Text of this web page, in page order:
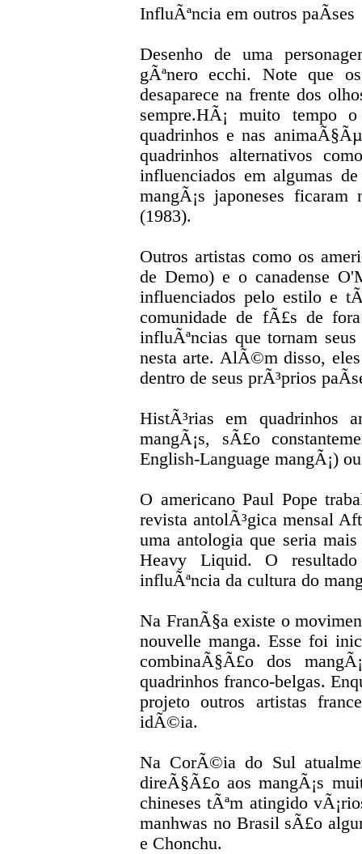
InfluÃªncia em outros paÃ­ses
Desenho de uma
gÃªnero ecchi. Note que
desaparece na frente dos
sempre.HÃ¡ muito tempo
quadrinhos e nas
quadrinhos alternativos
influenciados em algumas
mangÃ¡s japoneses
(1983).
Outros artistas como os
de Demo) e o canadense
influenciados pelo estilo e
comunidade de fÃ£s de
influÃªncias que tornam
nesta arte. AlÃ©m disso,
dentro de seus prÃ³prios
HistÃ³rias em quadrinhos
mangÃ¡s, sÃ£o
English-Language mangÃ¡)
O americano Paul Pope
revista antolÃ³gica mensal
uma antologia que seria
Heavy Liquid. O
influÃªncia da cultura do
Na FranÃ§a existe o
nouvelle manga. Esse foi
combinaÃ§Ã£o dos
quadrinhos franco-belgas.
projeto outros artistas
idÃ©ia.
Na CorÃ©ia do Sul
direÃ§Ã£o aos mangÃ¡s
chineses tÃªm atingido
manhwas no Brasil sÃ£o
e Chonchu.